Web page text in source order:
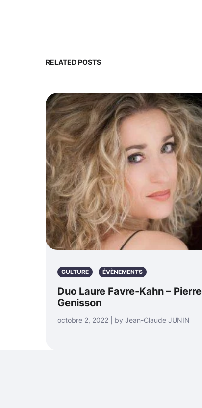
RELATED POSTS
CULTURE ÉVÈNEMENTS
Duo Laure Favre-Kahn – Pierre
Genisson
octobre 2, 2022 | by Jean-Claude JUNIN